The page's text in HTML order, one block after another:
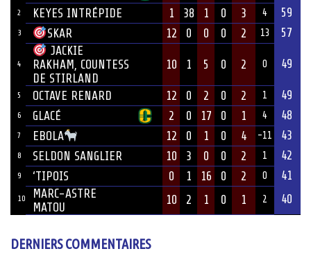
2 KEYES INTRÉPIDE 1 38 1 0 3 4 59
3 SKAR 12 0 0 0 2 13 57
4
JACKIE
RAKHAM, COUNTESS
DE STIRLAND
10 1 5 0 2 0 49
5 OCTAVE RENARD 12 0 2 0 2 1 49
6 GLACÉ 2 0 17 0 1 4 48
7 EBOLA 12 0 1 0 4 -11 43
8 SELDON SANGLIER 10 3 0 0 2 1 42
9 ‘TIPOIS 0 1 16 0 2 0 41
10
MARC-ASTRE
MATOU
10 2 1 0 1 2 40
DERNIERS COMMENTAIRES